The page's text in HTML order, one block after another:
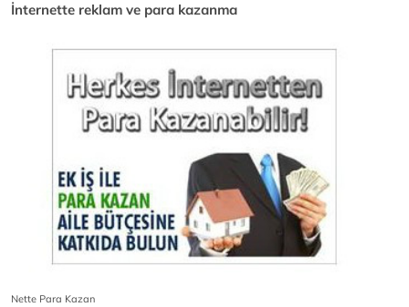
İnternette reklam ve para kazanma
Nette Para Kazan